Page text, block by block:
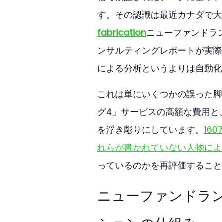
す。その認識は最近カナダで
fabricationニューファンドラ
ンサルティングレポートが実
による分析というよりは自動
これは単にいくつかの誤った
グ4」サービスの高額な費用
を浮き彫りにしています。 160
れらが書かれていない人物に
っているのかを再評価すること
ニューファンドラ